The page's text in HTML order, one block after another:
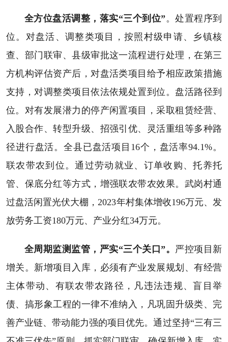
全方位盘活调整，落实“三个到位”。处置程序到
位。对盘活、调整类项目，按照村级申请、乡镇核
查、部门联审、县级审批这一流程进行处理，在第三
方机构评估资产后，对盘活类项目给予相应政策措施
支持，对调整类项目依法依规处置到位。盘活路径到
位。对有发展潜力的停产闲置项目，采取租赁经营、
入股合作、转型升级、招强引优、灵活重组等多种路
径进行盘活。全县已盘活项目16个，盘活率94.1%。
联农带农到位。通过劳动就业、订单收购、托养托
管、保底分红等方式，增强联农带农效果。武岗村通
过盘活闲置光伏大棚，2023年村集体增收196万元、发
放劳务工资180万元、产业分红34万元。
全周期监测监管，严实“三个关口”。 严控项目新
增关。新增项目入库，必须有产业发展规划、有经营
主体带动、有联农带农路径，凡违法违规、盲目举
债、搞形象工程的一律不准纳入，凡巩固升级类、完
善产业链、带动能力强的项目优先。通过坚持“三有三